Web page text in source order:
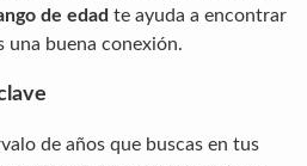
de edad te ayuda a encontrar
una buena conexión.
de años que buscas en tus